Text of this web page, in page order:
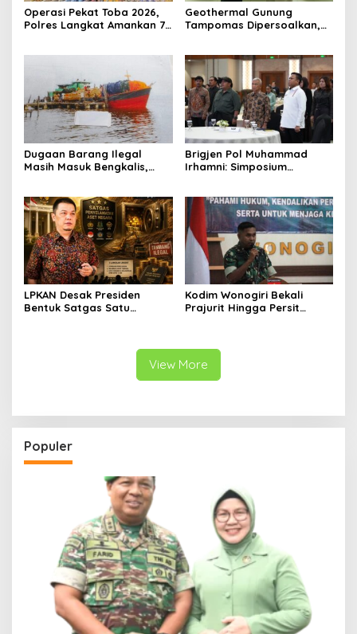
Operasi Pekat Toba 2026,
Polres Langkat Amankan 77
Geothermal Gunung
Tampomas Dipersoalkan,
Barat
Dugaan Barang Ilegal
Masih Masuk Bengkalis,
Brigjen Pol Muhammad
Irhamni: Simposium
Penegakan Hukum
Lingkungan
LPKAN Desak Presiden
Bentuk Satgas Satu
Kodim Wonogiri Bekali
Prajurit Hingga Persit
View More
Populer